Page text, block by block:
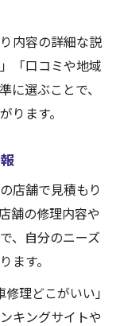
内容の詳細な説
「口コミや地域
に選ぶことで、
ります。
店舗で見積もり
舗の修理内容や
、自分のニーズ
ます。
理どこがいい」
キングサイトや